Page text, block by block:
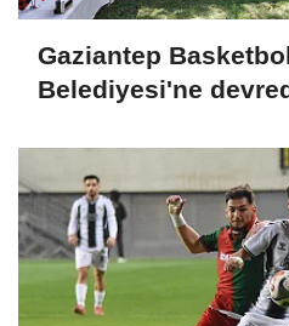
Gaziantep
Belediyesi'ne